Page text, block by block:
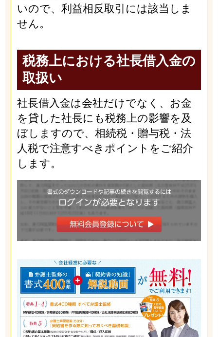
いので、利益相反取引には該当しま
せん。
税務上における社長借入金の
取扱い
社長借入金は会社だけでなく、お金
を貸した社長にも税務上の影響を及
ぼしますので、相続税・贈与税・法
人税で注意すべきポイントをご紹介
します。